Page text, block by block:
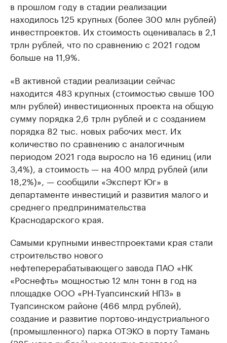
в прошлом году в стадии реализации
находилось 125 крупных (более 300 млн рублей)
инвестпроектов. Их стоимость оценивалась в 2,1
трлн рублей, что по сравнению с 2021 годом
больше на 11,9%.
«В активной стадии реализации сейчас
находится 483 крупных (стоимостью свыше 100
млн рублей) инвестиционных проекта на общую
сумму порядка 2,6 трлн рублей и с созданием
порядка 82 тыс. новых рабочих мест. Их
количество по сравнению с аналогичным
периодом 2021 года выросло на 16 единиц (или
3,4%), а стоимость — на 400 млрд рублей (или
18,2%)», — сообщили «Эксперт Юг» в
департаменте инвестиций и развития малого и
среднего предпринимательства
Краснодарского края.
Самыми крупными инвестпроектами края стали
строительство нового
нефтеперерабатывающего завода ПАО «НК
«Роснефть» мощностью 12 млн тонн в год на
площадке ООО «РН-Туапсинский НПЗ» в
Туапсинском районе (466 млрд рублей),
создание и развитие портово-индустриального
(промышленного) парка ОТЭКО в порту Тамань